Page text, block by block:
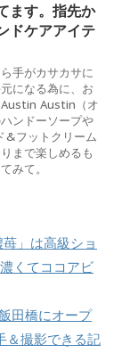
ます。指先か
ドケアアイテ
手がカサカサに
になる為に、お
Austin Austin（オ
ンドーソープや
&フットクリーム
まで楽しめるも
みて。
」は高級ショ
くてココアビ
田橋にオープ
＆撮影できる記